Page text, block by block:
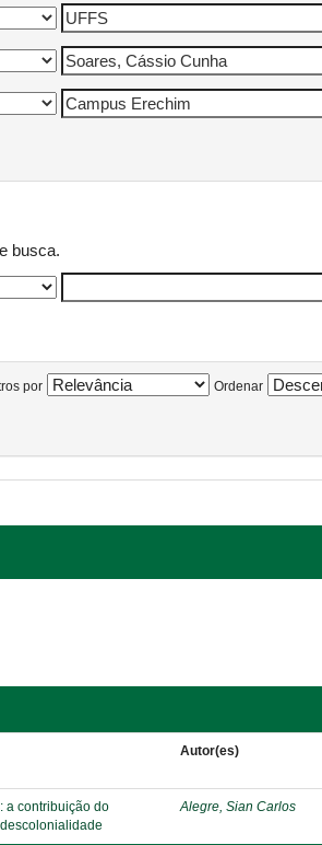
busca.
por Ordenar
Autor(es)
a contribuição do
Alegre, Sian Carlos